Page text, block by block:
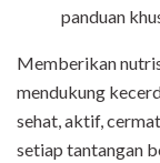
panduan
Memberikan
mendukung
sehat, aktif,
setiap tantangan